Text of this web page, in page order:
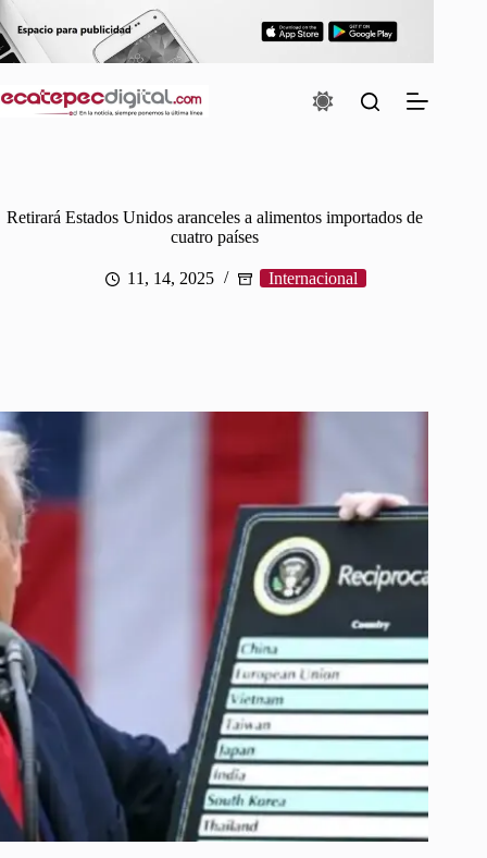
al
contenido
Retirará Estados Unidos aranceles a alimentos importados de
cuatro países
11, 14, 2025 Internacional